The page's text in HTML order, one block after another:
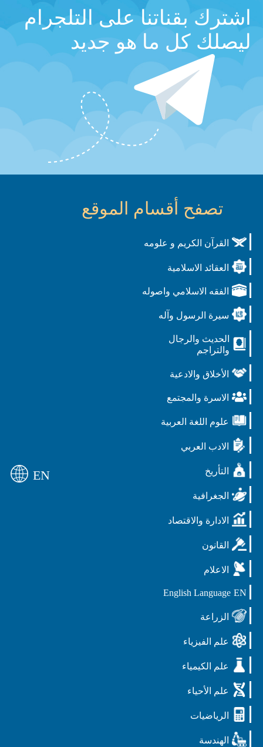
اشترك بقناتنا على التلجرام
ليصلك كل ما هو جديد
تصفح أقسام الموقع
القرآن الكريم و علومه
العقائد الاسلامية
الفقه الاسلامي واصوله
سيرة الرسول وآله
الحديث والرجال
والتراجم
الأخلاق والادعية
الاسرة والمجتمع
علوم اللغة العربية
الادب العربي
التأريخ
الجغرافية
الادارة والاقتصاد
القانون
الاعلام
EN
English Language
الزراعة
علم الفيزياء
علم الكيمياء
علم الأحياء
الرياضيات
الهندسة
EN